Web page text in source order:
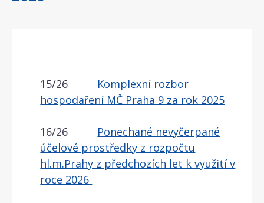
15/26 Komplexní rozbor
hospodaření MČ Praha 9 za rok 2025
16/26 Ponechané nevyčerpané
účelové prostředky z rozpočtu
hl.m.Prahy z předchozích let k využití v
roce 2026